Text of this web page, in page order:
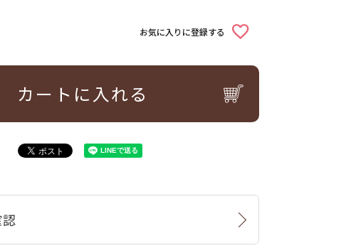
お気に入りに登録する
カートに入れる